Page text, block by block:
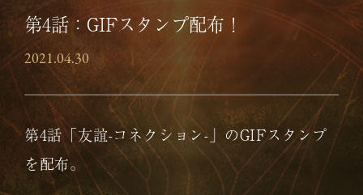
第4話：GIFスタンプ配布！
2021.04.30
第4話「友誼-コネクション-」のGIFスタンプ
を配布。